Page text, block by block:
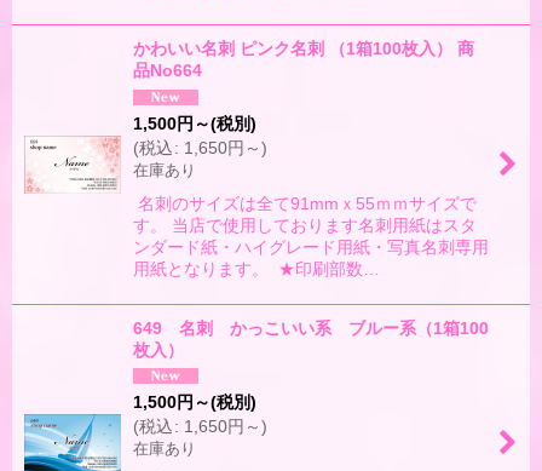
かわいい名刺 ピンク名刺 （1箱100枚入） 商
品No664
1,500円 ～(税別)
(税込: 1,650円 ～)
在庫あり
名刺のサイズは全て91mmｘ55ｍｍサイズで
す。 当店で使用しております名刺用紙はスタ
ンダード紙・ハイグレード用紙・写真名刺専用
用紙となります。 ★印刷部数…
649 名刺 かっこいい系 ブルー系（1箱100
枚入）
1,500円 ～(税別)
(税込: 1,650円 ～)
在庫あり